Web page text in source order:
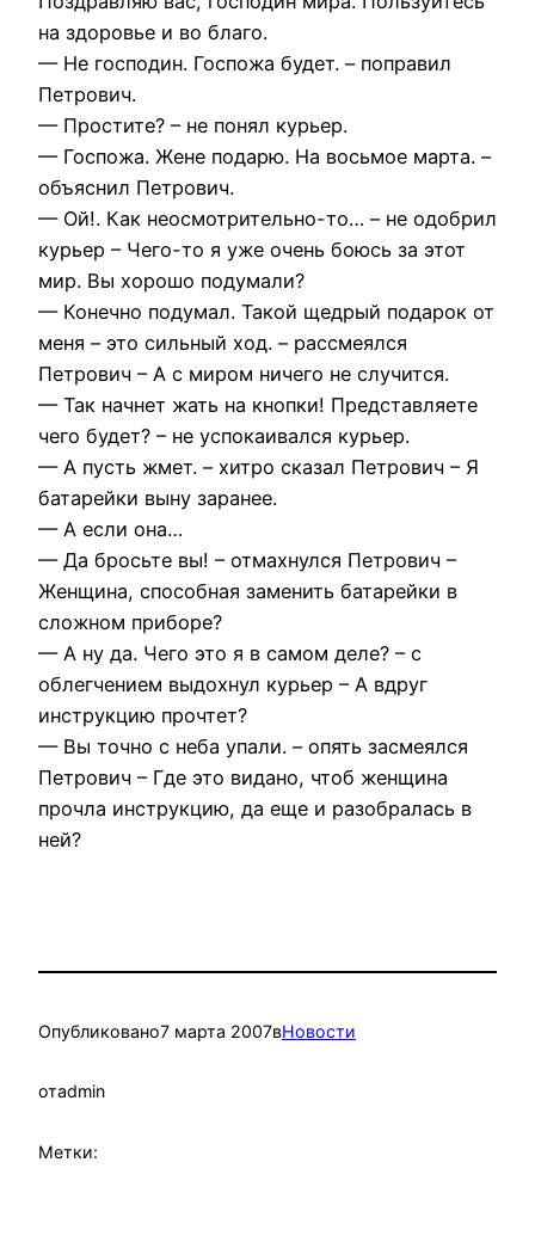
на здоровье и во благо.
— Не господин. Госпожа будет. – поправил
Петрович.
— Простите? – не понял курьер.
— Госпожа. Жене подарю. На восьмое марта. –
объяснил Петрович.
— Ой!. Как неосмотрительно-то… – не одобрил
курьер – Чего-то я уже очень боюсь за этот
мир. Вы хорошо подумали?
— Конечно подумал. Такой щедрый подарок от
меня – это сильный ход. – рассмеялся
Петрович – А с миром ничего не случится.
— Так начнет жать на кнопки! Представляете
чего будет? – не успокаивался курьер.
— А пусть жмет. – хитро сказал Петрович – Я
батарейки выну заранее.
— А если она…
— Да бросьте вы! – отмахнулся Петрович –
Женщина, способная заменить батарейки в
сложном приборе?
— А ну да. Чего это я в самом деле? – с
облегчением выдохнул курьер – А вдруг
инструкцию прочтет?
— Вы точно с неба упали. – опять засмеялся
Петрович – Где это видано, чтоб женщина
прочла инструкцию, да еще и разобралась в
ней?
Опубликовано7 марта 2007вНовости
отadmin
Метки: